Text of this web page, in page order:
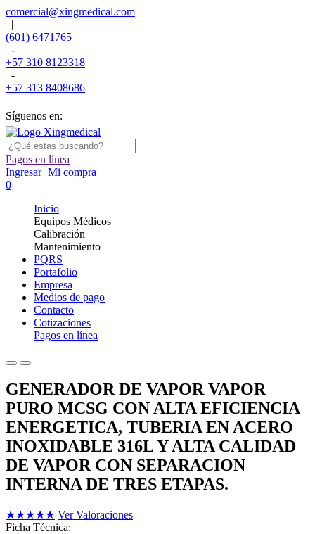
comercial@xingmedical.com
|
(601) 6471765
-
+57 310 8123318
-
+57 313 8408686
Síguenos en:
Pagos en línea
Ingresar Mi compra
0
Inicio
Equipos Médicos
Calibración
Mantenimiento
PQRS
Portafolio
Empresa
Medios de pago
Contacto
Cotizaciones
Pagos en línea
GENERADOR DE VAPOR VAPOR
PURO MCSG CON ALTA EFICIENCIA
ENERGETICA, TUBERIA EN ACERO
INOXIDABLE 316L Y ALTA CALIDAD
DE VAPOR CON SEPARACION
INTERNA DE TRES ETAPAS.
★★★★★ Ver Valoraciones
Ficha Técnica: